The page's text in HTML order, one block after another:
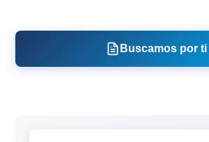
Buscamos por ti